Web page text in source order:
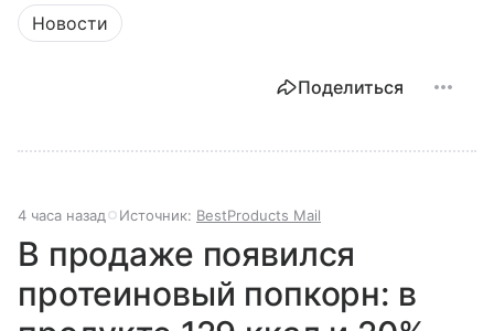
Новости
Поделиться
4 часа назад Источник: BestProducts Mail
В продаже появился
протеиновый попкорн: в